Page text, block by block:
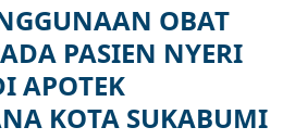
OBAT
PASIEN NYERI
APOTEK
KOTA SUKABUMI